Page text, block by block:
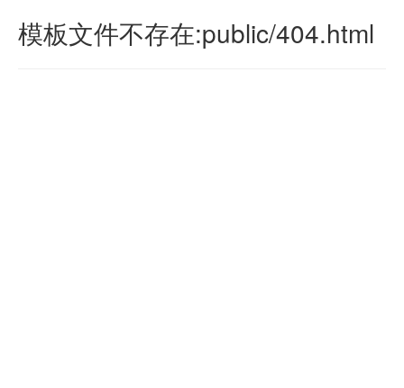
模板文件不存在:public/404.html